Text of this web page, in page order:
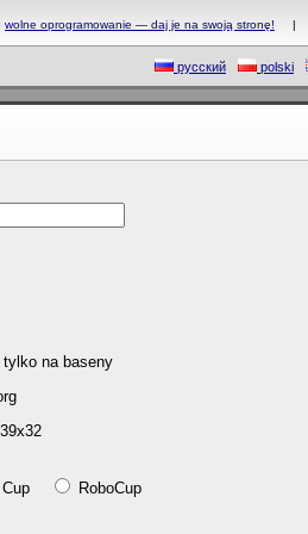
wolne oprogramowanie — daj je na swoją stronę! |
polski
русский
tylko na baseny
39x32
Cup
RoboCup